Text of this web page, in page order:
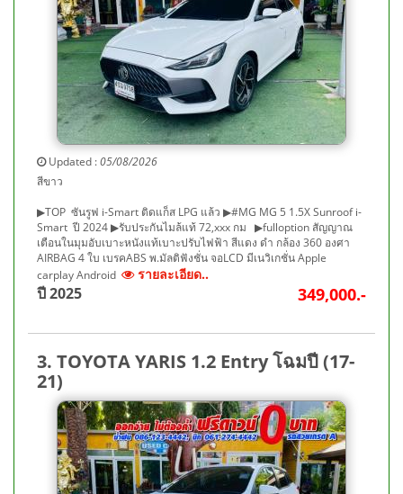
Updated :05/08/2026
สีขาว
▶TOP ซันรูฟ i-Smart ติดแก็ส LPG แล้ว ▶#MG MG 5 1.5X Sunroof i-
Smart ปี 2024 ▶รับประกันไมล้แท้ 72,xxx กม ▶fulloption สัญญาณ
เตือนในมุมอับเบาะหนังแท้เบาะปรับไฟฟ้า สีแดง ดำ กล้อง 360 องศา
AIRBAG 4 ใบ เบรคABS พ.มัลติฟังชั่น จอLCD มีเนวิเกชั่น Apple
carplay Android
รายละเอียด..
ปี 2025 349,000.-
3. TOYOTA YARIS 1.2 Entry โฉมปี (17-
21)